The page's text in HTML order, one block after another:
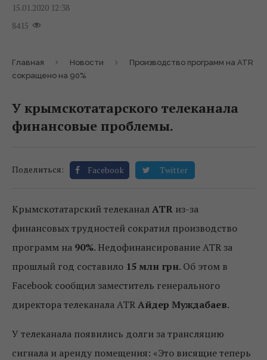
15.01.2020 12:38
8415
Главная Новости
Производство программ на ATR
сокращено на 90%
У крымскотатарского телеканала
финансовые проблемы.
Поделиться: Facebook Twitter
Крымскотатарский телеканалATR из-за
финансовых трудностей сократил производство
программ на 90%. Недофинансирование ATR за
прошлый год составило 15 млн грн. Об этом в
Facebook сообщил заместитель генерального
директора телеканала ATRАйдер Муждабаев.
У телеканала появились долги за трансляцию
сигнала и аренду помещения: «Это висящие теперь